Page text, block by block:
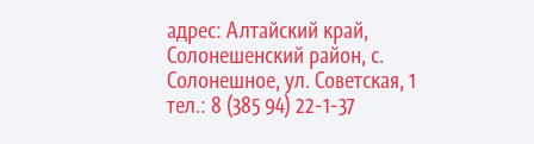
адрес: Алтайский край,
Солонешенский район, с.
Солонешное, ул. Советская, 1
тел.: 8 (385 94) 22-1-37